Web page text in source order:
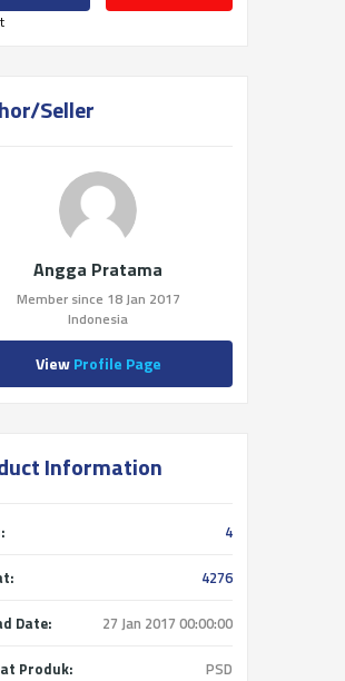
Seller
Angga Pratama
Member since 18 Jan 2017
Indonesia
ViewProfile Page
Information
4
4276
Date: 27 Jan 2017 00:00:00
Produk: PSD